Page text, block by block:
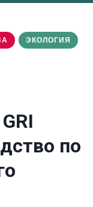
ЭКОЛОГИЯ
по